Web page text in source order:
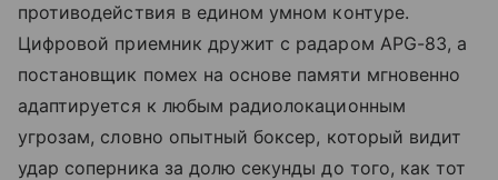
противодействия в едином умном контуре.
Цифровой приемник дружит с радаром APG-83, а
постановщик помех на основе памяти мгновенно
адаптируется к любым радиолокационным
угрозам, словно опытный боксер, который видит
удар соперника за долю секунды до того, как тот